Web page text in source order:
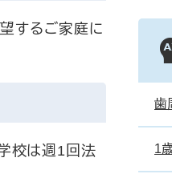
するご家庭に
校は週1回法
歯
1